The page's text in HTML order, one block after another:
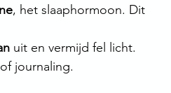
, het slaaphormoon. Dit
uit en vermijd fel licht.
journaling.